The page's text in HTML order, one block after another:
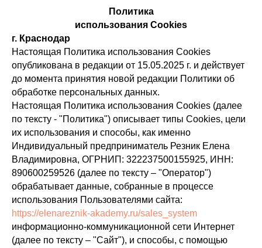
Политика
использования Cookies
г. Краснодар
Настоящая Политика использования Cookies
опубликована в редакции от 15.05.2025 г. и действует
до момента принятия новой редакции Политики об
обработке персональных данных.
Настоящая Политика использования Cookies (далее
по тексту - "Политика") описывает типы Cookies, цели
их использования и способы, как именно
Индивидуальный предприниматель Резник Елена
Владимировна, ОГРНИП: 322237500155925, ИНН:
890600259526 (далее по тексту – "Оператор")
обрабатывает данные, собранные в процессе
использования Пользователями сайта:
https://elenareznik-akademy.ru/sales_system
информационно-коммуникационной сети Интернет
(далее по тексту – "Сайт"), и способы, с помощью